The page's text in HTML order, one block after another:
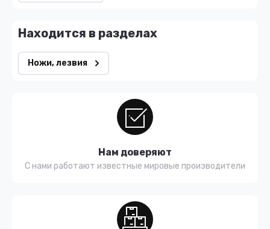
Находится в разделах
Ножи, лезвия
Нам доверяют
С нами работают известные мировые производители